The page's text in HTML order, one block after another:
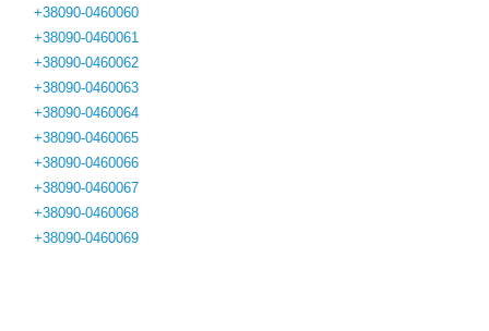
+38090-0460060
+38090-0460061
+38090-0460062
+38090-0460063
+38090-0460064
+38090-0460065
+38090-0460066
+38090-0460067
+38090-0460068
+38090-0460069